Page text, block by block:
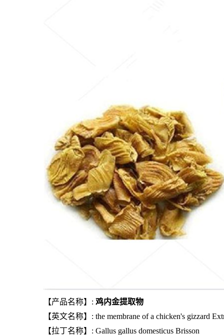
【产品名称】: 鸡内金提取物
【英文名称】: the membrane of a chicken's gizzard
【拉丁名称】: Gallus gallus domesticus Brisson